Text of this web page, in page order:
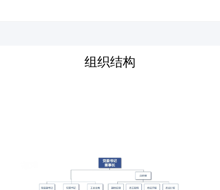
组织结构